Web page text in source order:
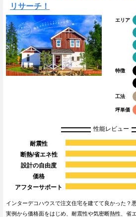
リサーチ！
エリア
特徴
工法
坪単価
性能レビュー
耐震性
断熱/省エネ性
設計の自由度
価格
アフターサポート
インターデコハウスで注文住宅を建てて良かった？
実例から価格面をはじめ、耐震性や気密断熱性、省